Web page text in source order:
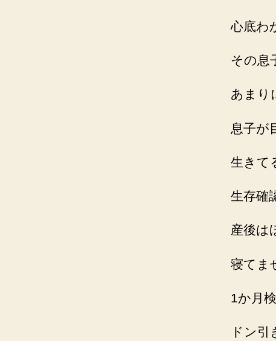
心底わ
その息
あまり
息子が
生きて
生存確
産後は
寝てま
1か月
ドン引